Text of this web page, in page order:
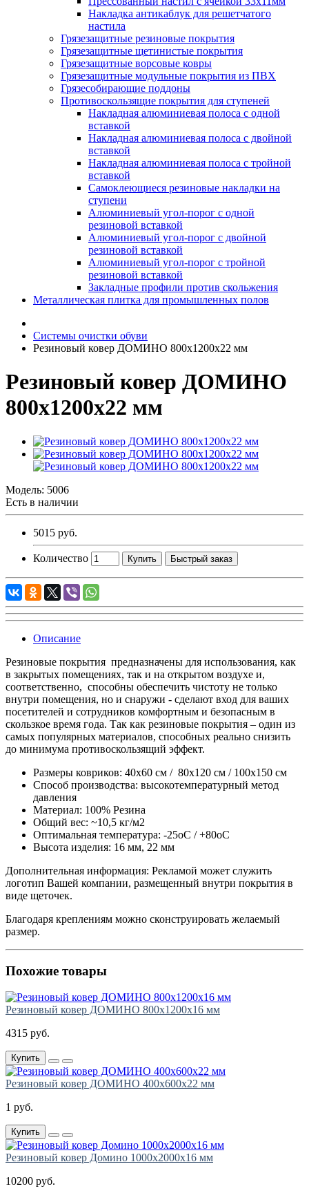
Накладка антикаблук для решетчатого
настила
Грязезащитные резиновые покрытия
Грязезащитные щетинистые покрытия
Грязезащитные ворсовые ковры
Грязезащитные модульные покрытия из ПВХ
Грязесобирающие поддоны
Противоскользящие покрытия для ступеней
Накладная алюминиевая полоса с одной
вставкой
Накладная алюминиевая полоса с двойной
вставкой
Накладная алюминиевая полоса с тройной
вставкой
Самоклеющиеся резиновые накладки на
ступени
Алюминиевый угол-порог с одной
резиновой вставкой
Алюминиевый угол-порог с двойной
резиновой вставкой
Алюминиевый угол-порог с тройной
резиновой вставкой
Закладные профили против скольжения
Металлическая плитка для промышленных полов
Системы очистки обуви
Резиновый ковер ДОМИНО 800х1200х22 мм
Резиновый ковер ДОМИНО
800х1200х22 мм
Модель: 5006
Есть в наличии
5015 руб.
Количество Купить Быстрый заказ
Описание
Резиновые покрытия предназначены для использования, как
в закрытых помещениях, так и на открытом воздухе и,
соответственно, способны обеспечить чистоту не только
внутри помещения, но и снаружи - сделают вход для ваших
посетителей и сотрудников комфортным и безопасным в
скользкое время года. Так как резиновые покрытия – один из
самых популярных материалов, способных реально снизить
до минимума противоскользящий эффект.
Размеры ковриков: 40x60 см / 80x120 см / 100x150 см
Способ производства: высокотемпературный метод
давления
Материал: 100% Резина
Общий вес: ~10,5 кг/м2
Оптимальная температура: -25оC / +80оC
Высота изделия: 16 мм, 22 мм
Дополнительная информация: Рекламой может служить
логотип Вашей компании, размещенный внутри покрытия в
виде щеточек.
Благодаря креплениям можно сконструировать желаемый
размер.
Похожие товары
Резиновый ковер ДОМИНО 800х1200х16 мм
4315 руб.
Купить
Резиновый ковер ДОМИНО 400х600х22 мм
1 руб.
Купить
Резиновый ковер Домино 1000х2000х16 мм
10200 руб.